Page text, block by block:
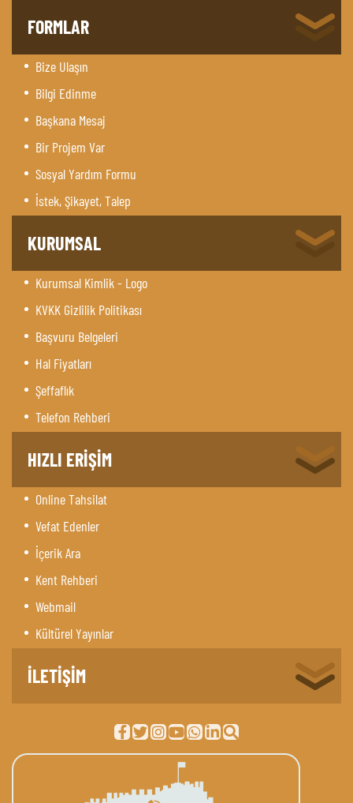
FORMLAR
Bize Ulaşın
Bilgi Edinme
Başkana Mesaj
Bir Projem Var
Sosyal Yardım Formu
İstek, Şikayet, Talep
KURUMSAL
Kurumsal Kimlik - Logo
KVKK Gizlilik Politikası
Başvuru Belgeleri
Hal Fiyatları
Şeffaflık
Telefon Rehberi
HIZLI ERİŞİM
Online Tahsilat
Vefat Edenler
İçerik Ara
Kent Rehberi
Webmail
Kültürel Yayınlar
İLETİŞİM